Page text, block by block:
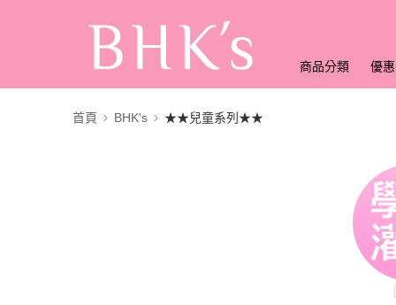
商品分類 優
首頁 BHK's ★★兒童系列★★